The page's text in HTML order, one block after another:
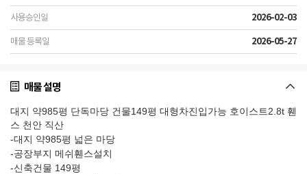
2026-02-03
2026-05-27
매물 설명
대지 약985평 단독마당 건물149평 대형차진입가능 호이스트2.8t 휀
스 천안 직산
-대지 약985평 넓은 마당
-공장부지 메쉬휀스설치
-신축건물 149평